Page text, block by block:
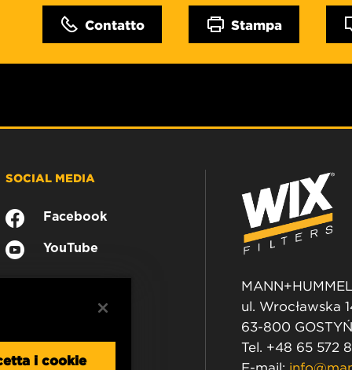
Contatto Stampa
SOCIAL MEDIA
Facebook
YouTube
ul. Wrocławska
63-800
Tel. +48 65 572
i cookie